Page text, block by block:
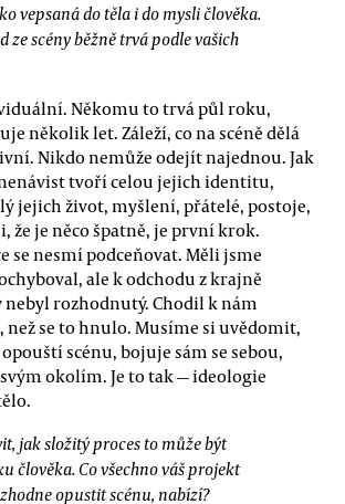
vepsaná do těla i do mysli člověka.
ze scény běžně trvá podle vašich
Někomu to trvá půl roku,
několik let. Záleží, co na scéně dělá
Nikdo nemůže odejít najednou. Jak
tvoří celou jejich identitu,
jejich život, myšlení, přátelé, postoje,
že je něco špatně, je první krok.
se nesmí podceňovat. Měli jsme
ale k odchodu z krajně
nebyl rozhodnutý. Chodil k nám
se to hnulo. Musíme si uvědomit,
scénu, bojuje sám se sebou,
okolím. Je to tak — ideologie
jak složitý proces to může být
člověka. Co všechno váš projekt
opustit scénu, nabízí?